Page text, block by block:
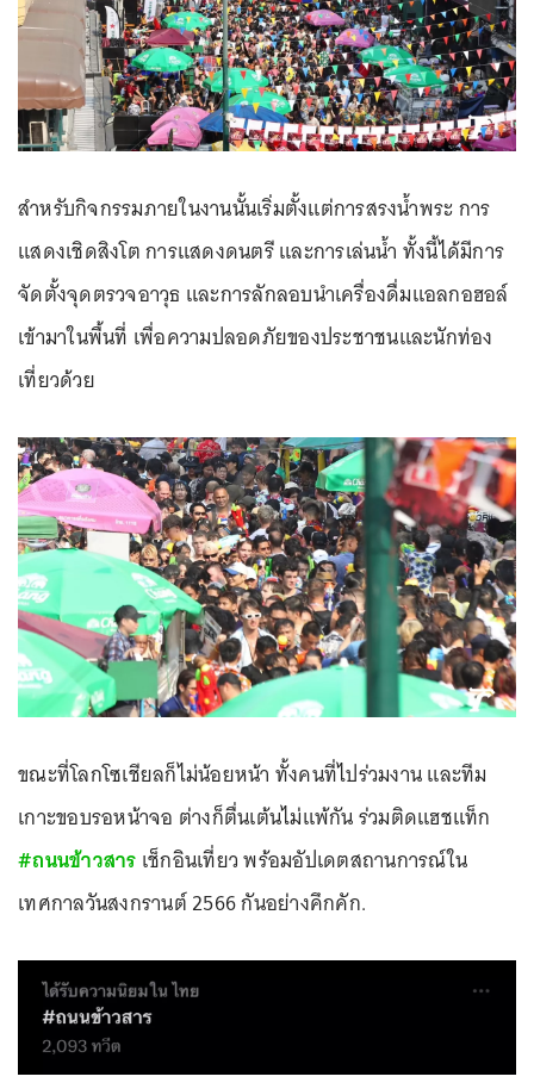
สำหรับกิจกรรมภายในงานนั้นเริ่มตั้งแต่การสรงน้ำพระ การ
แสดงเชิดสิงโต การแสดงดนตรี และการเล่นน้ำ ทั้งนี้ได้มีการ
จัดตั้งจุดตรวจอาวุธ และการลักลอบนำเครื่องดื่มแอลกอฮอล์
เข้ามาในพื้นที่ เพื่อความปลอดภัยของประชาชนและนักท่อง
เที่ยวด้วย
ขณะที่โลกโซเชียลก็ไม่น้อยหน้า ทั้งคนที่ไปร่วมงาน และทีม
เกาะขอบรอหน้าจอ ต่างก็ตื่นเต้นไม่แพ้กัน ร่วมติดแฮชแท็ก
#ถนนข้าวสาร เช็กอินเที่ยว พร้อมอัปเดตสถานการณ์ใน
เทศกาลวันสงกรานต์ 2566 กันอย่างคึกคัก.